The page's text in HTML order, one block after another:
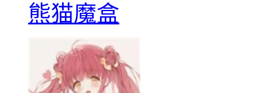
熊猫魔盒